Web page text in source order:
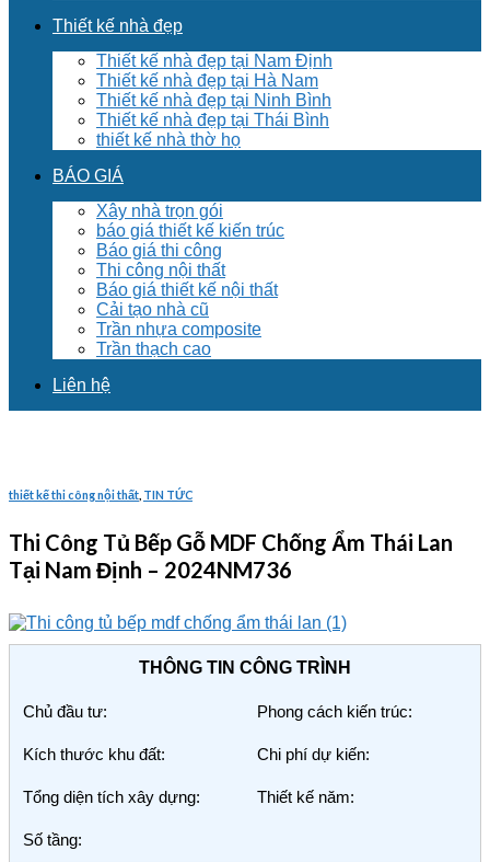
Thiết kế nhà đẹp
Thiết kế nhà đẹp tại Nam Định
Thiết kế nhà đẹp tại Hà Nam
Thiết kế nhà đẹp tại Ninh Bình
Thiết kế nhà đẹp tại Thái Bình
thiết kế nhà thờ họ
BÁO GIÁ
Xây nhà trọn gói
báo giá thiết kế kiến trúc
Báo giá thi công
Thi công nội thất
Báo giá thiết kế nội thất
Cải tạo nhà cũ
Trần nhựa composite
Trần thạch cao
Liên hệ
thiết kế thi công nội thất TIN TỨC
Thi Công Tủ Bếp Gỗ MDF Chống Ẩm Thái Lan
Tại Nam Định – 2024NM736
THÔNG TIN CÔNG TRÌNH
Chủ đầu tư: Phong cách kiến trúc:
Kích thước khu đất: Chi phí dự kiến:
Tổng diện tích xây dựng: Thiết kế năm:
Số tầng: